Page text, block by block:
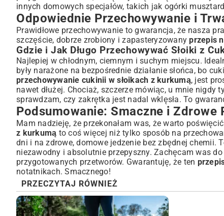
innych domowych specjałów, takich jak ogórki
Odpowiednie Przechowywanie i
Prawidłowe przechowywanie to gwarancja, że nasza
szczęście, dobrze zrobiony i zapasteryzowanyprzepis
Gdzie i Jak Długo Przechowywać Słoiki z
Najlepiej w chłodnym, ciemnym i suchym miejscu.
były narażone na bezpośrednie działanie słońca, bo
przechowywanie cukinii w słoikach z kurkumą, jest
nawet dłużej. Chociaż, szczerze mówiąc, u mnie
sprawdzam, czy zakrętka jest nadal wklęsła. To
Podsumowanie: Smaczne i Zdrowe
Mam nadzieję, że przekonałam was, że warto
z kurkumą to coś więcej niż tylko sposób na
dni i na zdrowe, domowe jedzenie bez zbędnej chemii.
niezawodny i absolutnie przepyszny. Zachęcam was
przygotowanych przetworów. Gwarantuję, że ten
notatnikach. Smacznego!
PRZECZYTAJ RÓWNIEŻ